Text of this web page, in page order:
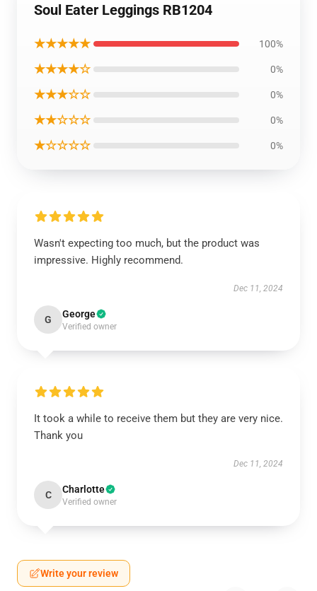
Soul Eater Leggings RB1204
★★★★★ 100%
★★★★☆ 0%
★★★☆☆ 0%
★★☆☆☆ 0%
★☆☆☆☆ 0%
Wasn't expecting too much, but the product was
impressive. Highly recommend.
Dec 11, 2024
G George
Verified owner
It took a while to receive them but they are very nice.
Thank you
Dec 11, 2024
C Charlotte
Verified owner
Write your review